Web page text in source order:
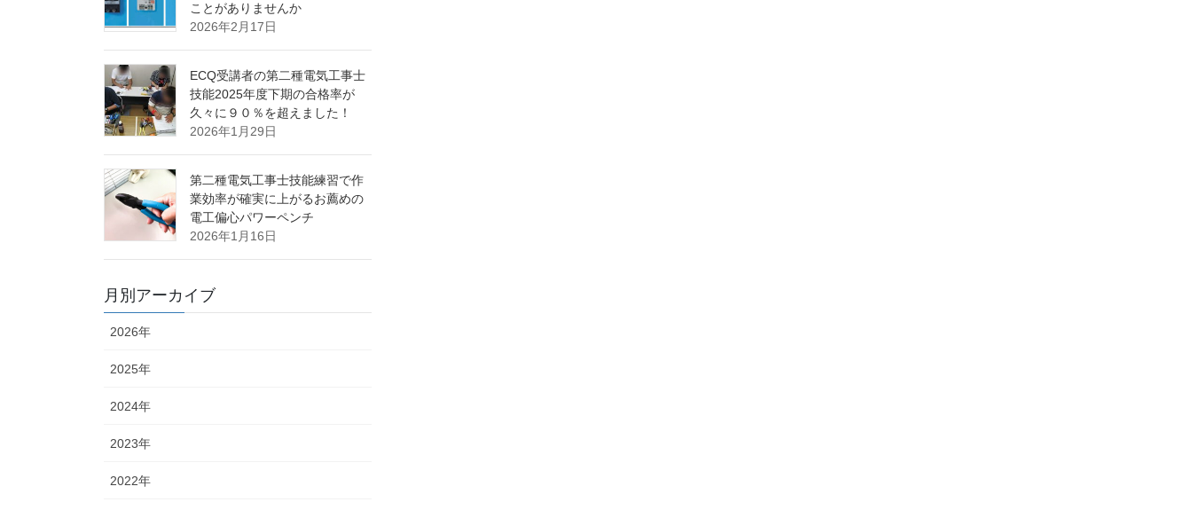
ことがありませんか
2026年2月17日
ECQ受講者の第二種電気工事士
技能2025年度下期の合格率が
久々に９０％を超えました！
2026年1月29日
第二種電気工事士技能練習で作
業効率が確実に上がるお薦めの
電工偏心パワーペンチ
2026年1月16日
月別アーカイブ
2026年
2025年
2024年
2023年
2022年